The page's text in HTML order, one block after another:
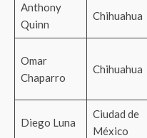
Anthony
Quinn
Chihuahua
Omar
Chaparro
Chihuahua
Diego Luna
Ciudad de
México